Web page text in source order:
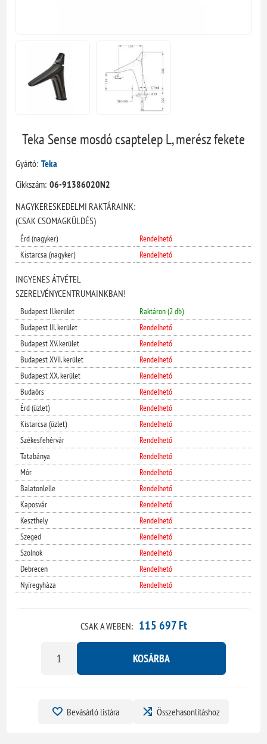
Teka Sense mosdó csaptelep L, merész fekete
Gyártó: Teka
Cikkszám: 06-91386020N2
NAGYKERESKEDELMI RAKTÁRAINK:
(CSAK CSOMAGKÜLDÉS)
Érd (nagyker)
Rendelhető
Kistarcsa (nagyker)
Rendelhető
INGYENES ÁTVÉTEL
SZERELVÉNYCENTRUMAINKBAN!
Budapest II.kerület
Raktáron (2 db)
Budapest III. kerület
Rendelhető
Budapest XV. kerület
Rendelhető
Budapest XVII. kerület
Rendelhető
Budapest XX. kerület
Rendelhető
Budaörs
Rendelhető
Érd (üzlet)
Rendelhető
Kistarcsa (üzlet)
Rendelhető
Székesfehérvár
Rendelhető
Tatabánya
Rendelhető
Mór
Rendelhető
Balatonlelle
Rendelhető
Kaposvár
Rendelhető
Keszthely
Rendelhető
Szeged
Rendelhető
Szolnok
Rendelhető
Debrecen
Rendelhető
Nyíregyháza
Rendelhető
CSAK A WEBEN: 115 697 Ft
KOSÁRBA
Bevásárló listára Összehasonlításhoz